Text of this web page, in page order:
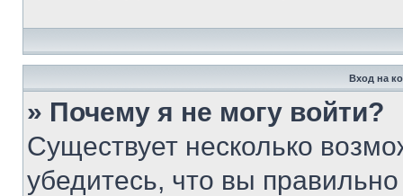
Вход на
» Почему я не могу войти?
Существует несколько
убедитесь, что вы